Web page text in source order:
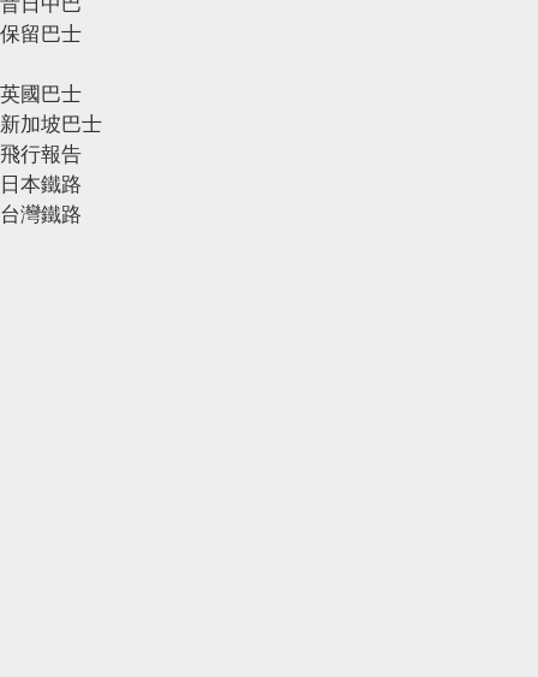
保留巴士
英國巴士
新加坡巴士
飛行報告
日本鐵路
台灣鐵路